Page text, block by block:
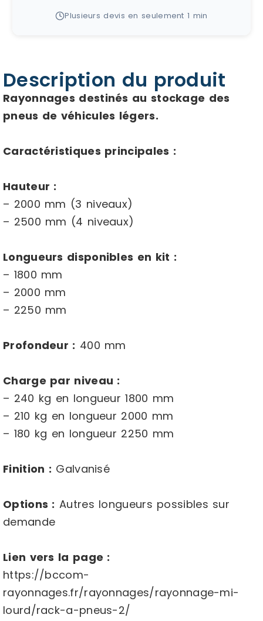
Plusieurs devis en seulement 1 min
Description du produit
Rayonnages destinés au stockage des
pneus de véhicules légers.
Caractéristiques principales :
Hauteur :
– 2000 mm (3 niveaux)
– 2500 mm (4 niveaux)
Longueurs disponibles en kit :
– 1800 mm
– 2000 mm
– 2250 mm
Profondeur : 400 mm
Charge par niveau :
– 240 kg en longueur 1800 mm
– 210 kg en longueur 2000 mm
– 180 kg en longueur 2250 mm
Finition : Galvanisé
Options : Autres longueurs possibles sur
demande
Lien vers la page :
https://bccom-
rayonnages.fr/rayonnages/rayonnage-mi-
lourd/rack-a-pneus-2/